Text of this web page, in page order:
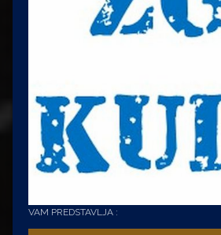
VAM PREDSTAVLJA :